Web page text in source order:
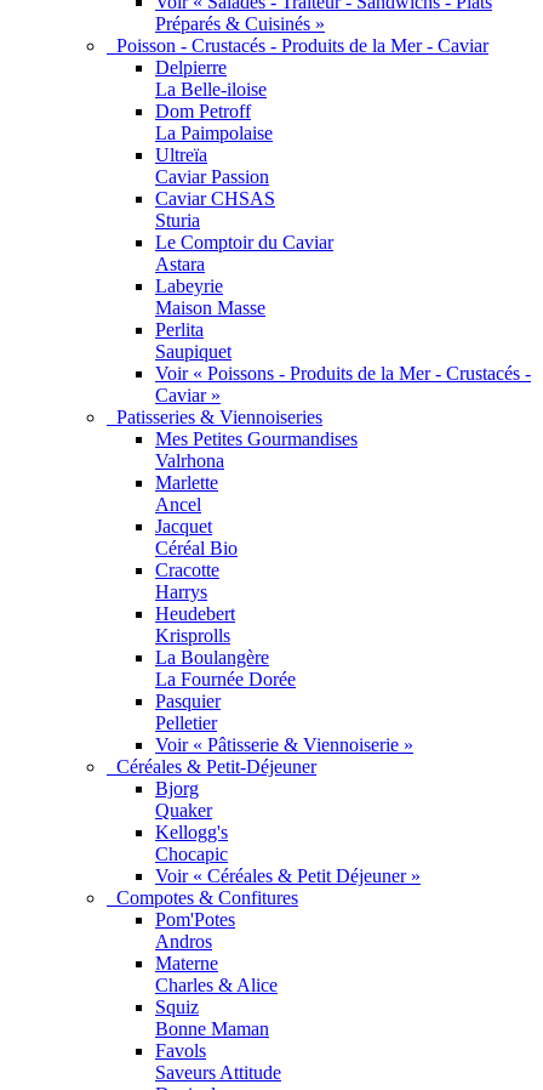
Préparés & Cuisinés »
Poisson - Crustacés - Produits de la Mer - Caviar
Delpierre
La Belle-iloise
Dom Petroff
La Paimpolaise
Ultreïa
Caviar Passion
Caviar CHSAS
Sturia
Le Comptoir du Caviar
Astara
Labeyrie
Maison Masse
Perlita
Saupiquet
Voir « Poissons - Produits de la Mer - Crustacés -
Caviar »
Patisseries & Viennoiseries
Mes Petites Gourmandises
Valrhona
Marlette
Ancel
Jacquet
Céréal Bio
Cracotte
Harrys
Heudebert
Krisprolls
La Boulangère
La Fournée Dorée
Pasquier
Pelletier
Voir « Pâtisserie & Viennoiserie »
Céréales & Petit-Déjeuner
Bjorg
Quaker
Kellogg's
Chocapic
Voir « Céréales & Petit Déjeuner »
Compotes & Confitures
Pom'Potes
Andros
Materne
Charles & Alice
Squiz
Bonne Maman
Favols
Saveurs Attitude